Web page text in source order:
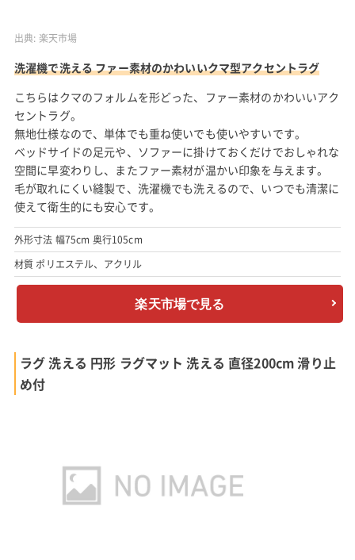
出典: 楽天市場
洗濯機で洗える ファー素材のかわいいクマ型アクセントラグ
こちらはクマのフォルムを形どった、ファー素材のかわいいアク
セントラグ。
無地仕様なので、単体でも重ね使いでも使いやすいです。
ベッドサイドの足元や、ソファーに掛けておくだけでおしゃれな
空間に早変わりし、またファー素材が温かい印象を与えます。
毛が取れにくい縫製で、洗濯機でも洗えるので、いつでも清潔に
使えて衛生的にも安心です。
外形寸法 幅75cm 奥行105cm
材質 ポリエステル、アクリル
楽天市場で見る
ラグ 洗える 円形 ラグマット 洗える 直径200cm 滑り止
め付